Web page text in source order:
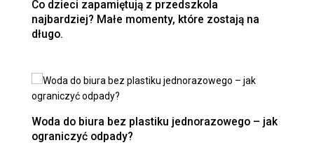
Co dzieci zapamiętują z przedszkola
najbardziej? Małe momenty, które zostają na
długo.
Woda do biura bez plastiku jednorazowego – jak
ograniczyć odpady?